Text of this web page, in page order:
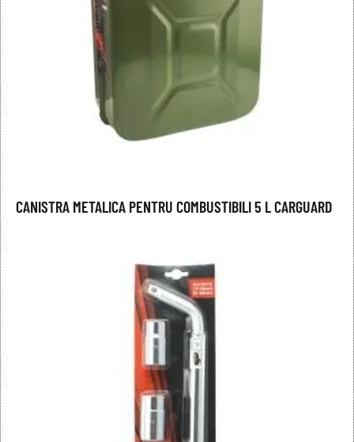
CANISTRA METALICA PENTRU COMBUSTIBILI 5 L CARGUARD